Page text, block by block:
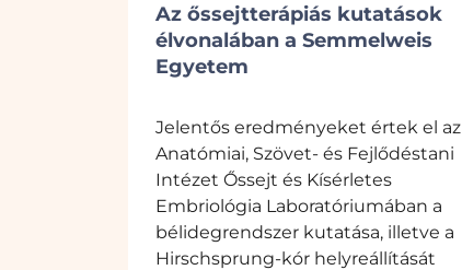
Az őssejtterápiás kutatások
élvonalában a Semmelweis
Egyetem
Jelentős eredményeket értek el az
Anatómiai, Szövet- és Fejlődéstani
Intézet Őssejt és Kísérletes
Embriológia Laboratóriumában a
bélidegrendszer kutatása, illetve a
Hirschsprung-kór helyreállítását